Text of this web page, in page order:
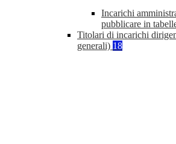
Incarichi
pubblicare in
Titolari di incarichi
generali) 18